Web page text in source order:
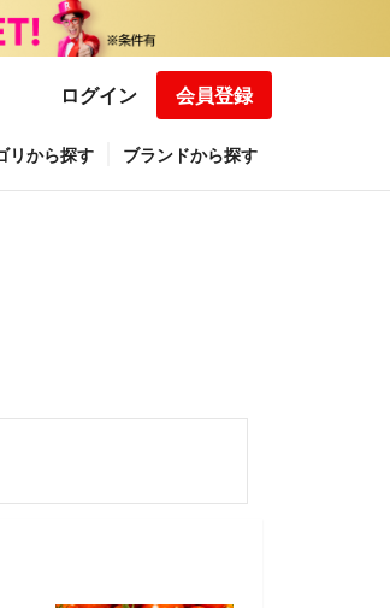
ログイン 会員登録
リから探す ブランドから探す